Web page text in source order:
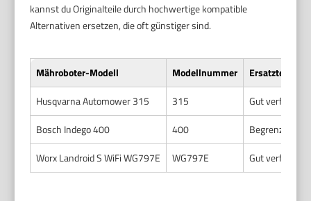
kannst du Originalteile durch hochwertige kompatible
Alternativen ersetzen, die oft günstiger sind.
Mähroboter-Modell Modellnummer
Husqvarna Automower 315
315
Gut verfügbar
Bosch Indego 400
400
Begrenzt
Worx Landroid S WiFi WG797E
WG797E Gut verfügbar